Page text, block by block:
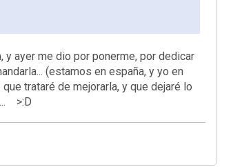
y ayer me dio por ponerme, por dedicar
(estamos en españa, y yo en
trataré de mejorarla, y que dejaré lo
>:D